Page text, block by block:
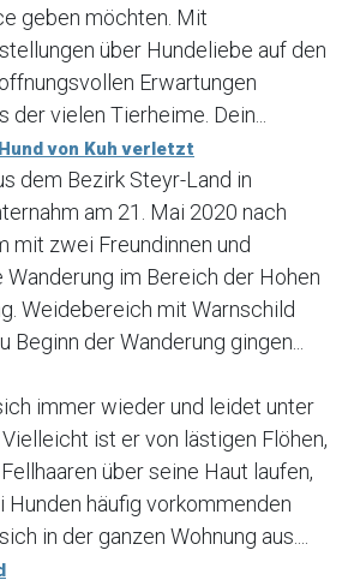
geben möchten. Mit
über Hundeliebe auf den
Erwartungen
vielen Tierheime. Dein...
von Kuh verletzt
dem Bezirk Steyr-Land in
am 21. Mai 2020 nach
mit zwei Freundinnen und
Wanderung im Bereich der Hohen
Weidebereich mit Warnschild
Beginn der Wanderung gingen...
immer wieder und leidet unter
ist er von lästigen Flöhen,
über seine Haut laufen,
Hunden häufig vorkommenden
in der ganzen Wohnung aus....